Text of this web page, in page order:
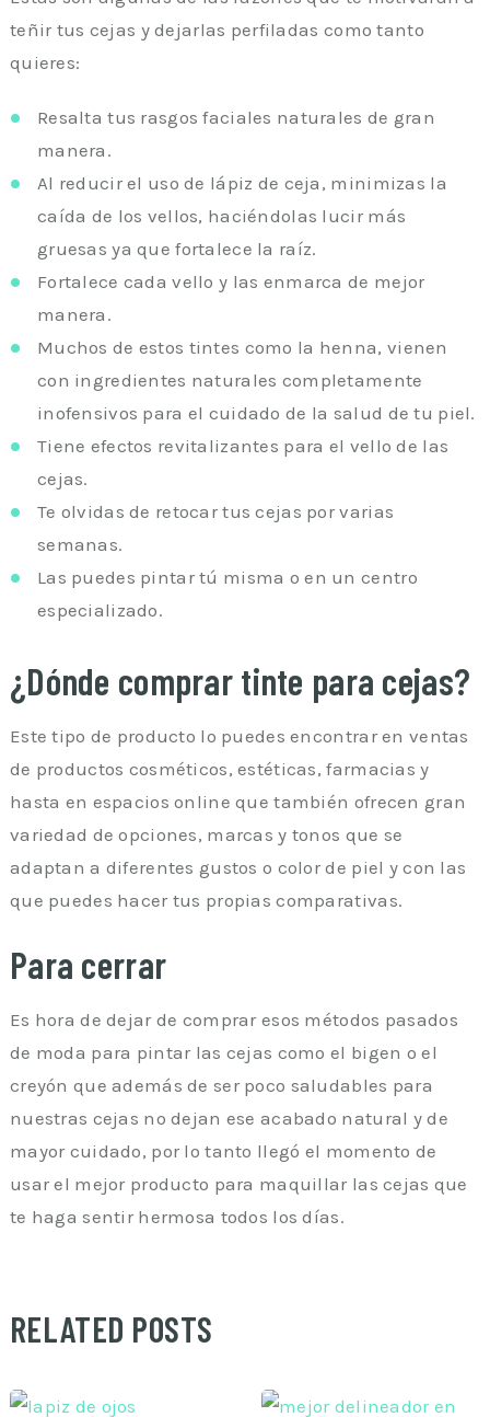
teñir tus cejas y dejarlas perfiladas como tanto
quieres:
Resalta tus rasgos faciales naturales de gran
manera.
Al reducir el uso de lápiz de ceja, minimizas la
caída de los vellos, haciéndolas lucir más
gruesas ya que fortalece la raíz.
Fortalece cada vello y las enmarca de mejor
manera.
Muchos de estos tintes como la henna, vienen
con ingredientes naturales completamente
inofensivos para el cuidado de la salud de tu piel.
Tiene efectos revitalizantes para el vello de las
cejas.
Te olvidas de retocar tus cejas por varias
semanas.
Las puedes pintar tú misma o en un centro
especializado.
¿Dónde comprar tinte para cejas?
Este tipo de producto lo puedes encontrar en ventas
de productos cosméticos, estéticas, farmacias y
hasta en espacios online que también ofrecen gran
variedad de opciones, marcas y tonos que se
adaptan a diferentes gustos o color de piel y con las
que puedes hacer tus propias comparativas.
Para cerrar
Es hora de dejar de comprar esos métodos pasados
de moda para pintar las cejas como el bigen o el
creyón que además de ser poco saludables para
nuestras cejas no dejan ese acabado natural y de
mayor cuidado, por lo tanto llegó el momento de
usar el mejor producto para maquillar las cejas que
te haga sentir hermosa todos los días.
RELATED POSTS